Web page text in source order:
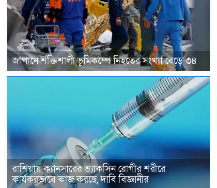
জাপানে শক্তিশালী ভূমিকম্পে নিহতের সংখ্যা বেড়ে ৩৪
রাশিয়ায় ক্যানসারের ভ্যাকসিন রোগীর শরীরে
কার্যকরভাবে কাজ করছে, দাবি বিজ্ঞানীর